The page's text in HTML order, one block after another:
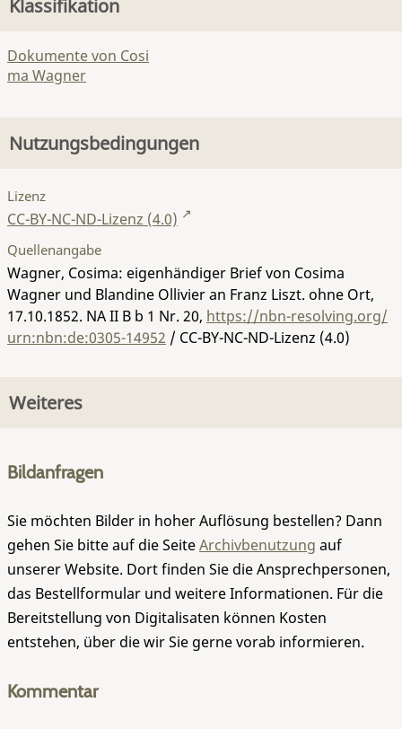
Klassifikation
Dokumente von Cosi
ma Wagner
Nutzungsbedingungen
Lizenz
CC-BY-NC-ND-Lizenz (4.0)
Quellenangabe
Wagner, Cosima: eigenhändiger Brief von Cosima
Wagner und Blandine Ollivier an Franz Liszt. ohne Ort,
17.10.1852. NA II B b 1 Nr. 20, https://nbn-resolving.org/
urn:nbn:de:0305-14952 / CC-BY-NC-ND-Lizenz (4.0)
Weiteres
Bildanfragen
Sie möchten Bilder in hoher Auflösung bestellen? Dann
gehen Sie bitte auf die SeiteArchivbenutzung auf
unserer Website. Dort finden Sie die Ansprechpersonen,
das Bestellformular und weitere Informationen. Für die
Bereitstellung von Digitalisaten können Kosten
entstehen, über die wir Sie gerne vorab informieren.
Kommentar